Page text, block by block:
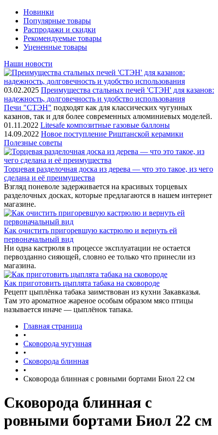
Новинки
Популярные товары
Распродажи и скидки
Рекомендуемые товары
Уцененные товары
Наши новости
03.02.2025 Преимущества стальных печей 'СТЭН' для казанов:
надежность, долговечность и удобство использования
Печи "СТЭН" подходят как для классических чугунных
казанов, так и для более современных алюминиевых моделей.
01.11.2022 Litesafe композитные газовые баллоны
14.09.2022 Новое поступление Риштанской керамики
Полезные советы
Торцевая разделочная доска из дерева — что это такое, из чего
сделана и её преимущества
Взгляд поневоле задерживается на красивых торцевых
разделочных досках, которые предлагаются в нашем интернет
магазине.
Как очистить пригоревшую кастрюлю и вернуть ей
первоначальный вид
Ни одна кастрюля в процессе эксплуатации не остается
первозданно сияющей, словно ее только что принесли из
магазина.
Как приготовить цыплята табака на сковороде
Рецепт цыплёнка табака заимствован из кухни Закавказья.
Там это ароматное жареное особым образом мясо птицы
называется иначе — цыплёнок тапака.
Главная страница
•
Сковорода чугунная
•
Сковорода блинная
•
Сковорода блинная с ровными бортами Биол 22 см
Сковорода блинная с
ровными бортами Биол 22 см